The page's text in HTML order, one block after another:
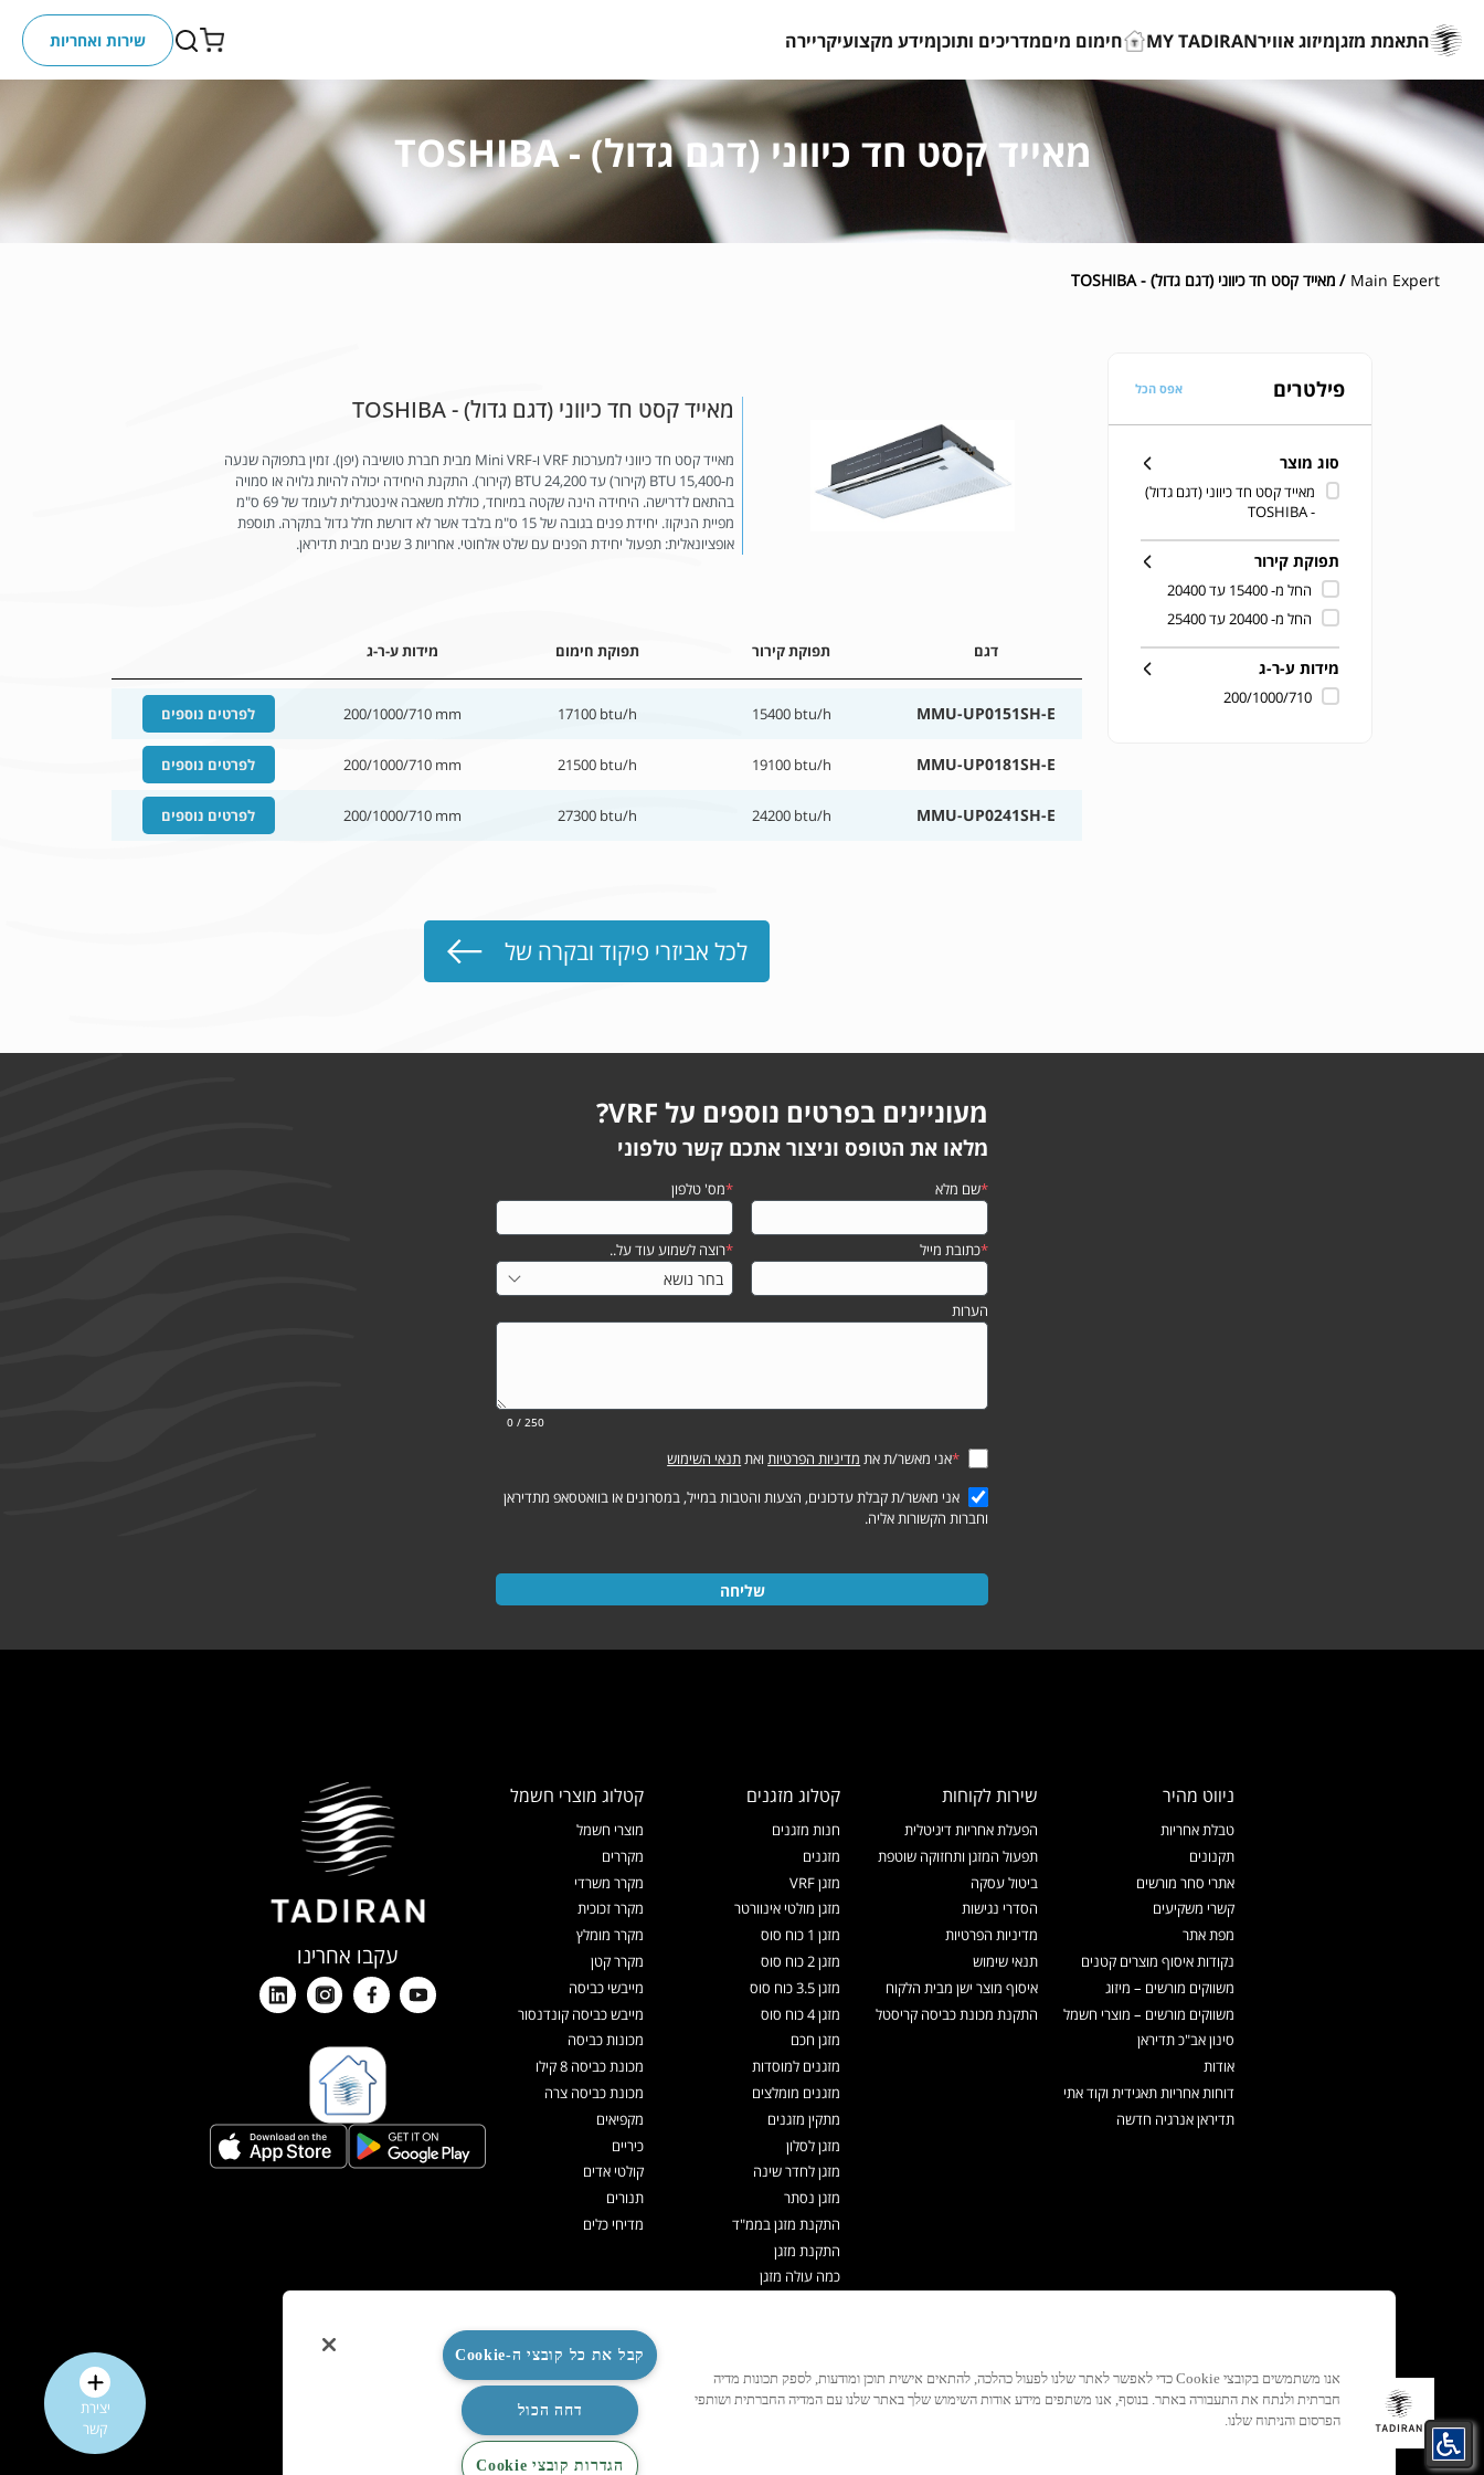
התאמת מזגןמיזוג אווירMY TADIRAN חימום מיםמדריכים ותוכןמידע מקצועיקריירה שירות ואחריות
מאייד קסט חד כיווני (דגם גדול) - TOSHIBA
Main Expert / מאייד קסט חד כיווני (דגם גדול) - TOSHIBA
פילטרים אפס הכל
סוג מוצר
מאייד קסט חד כיווני (דגם גדול)
- TOSHIBA
תפוקת קירור
החל מ- 15400 עד 20400
החל מ- 20400 עד 25400
מידות ע-ר-ג
200/1000/710
מאייד קסט חד כיווני (דגם גדול) - TOSHIBA
מאייד קסט חד כיווני למערכות VRF ו-Mini VRF מבית חברת טושיבה (יפן). זמין בתפוקה שנעה
מ-15,400 BTU (קירור) עד 24,200 BTU (קירור). התקנת היחידה יכולה להיות גלויה או סמויה
בהתאם לדרישה. היחידה הינה שקטה במיוחד, כוללת משאבה אינטגרלית לעומד של 69 ס"מ
מפיית הניקוז. יחידת פנים בגובה של 15 ס"מ בלבד אשר לא דורשת חלל גדול בתקרה. תוספת
אופציונאלית: תפעול יחידת הפנים עם שלט אלחוטי. אחריות 3 שנים מבית תדיראן.
דגם תפוקת קירור תפוקת חימום מידות ע-ר-ג
MMU-UP0151SH-E
15400 btu/h
17100 btu/h
200/1000/710 mm לפרטים נוספים
MMU-UP0181SH-E
19100 btu/h
21500 btu/h
200/1000/710 mm לפרטים נוספים
MMU-UP0241SH-E
24200 btu/h
27300 btu/h
200/1000/710 mm לפרטים נוספים
לכל אביזרי פיקוד ובקרה של
מעוניינים בפרטים נוספים על VRF?
מלאו את הטופס וניצור אתכם קשר טלפוני
*שם מלא *מס' טלפון
*כתובת מייל *רוצה לשמוע עוד על..
הערות
0 / 250
*אני מאשר/ת את מדיניות הפרטיות ואתתנאי השימוש
אני מאשר/ת קבלת עדכונים, הצעות והטבות במייל, במסרונים או בוואטסאפ מתדיראן
וחברות הקשורות אליה.
שליחה
ניווט מהיר
טבלת אחריות
תקנונים
אתרי סחר מורשים
קשרי משקיעים
מפת אתר
נקודות איסוף מוצרים קטנים
משווקים מורשים – מיזוג
משווקים מורשים – מוצרי חשמל
סינון אב"כ תדיראן
אודות
דוחות אחריות תאגידית וקוד אתי
תדיראן אנרגיה חדשה
שירות לקוחות
הפעלת אחריות דיגיטלית
תפעול המזגן ותחזוקה שוטפת
ביטול עסקה
הסדרי נגישות
מדיניות הפרטיות
תנאי שימוש
איסוף מוצר ישן מבית הלקוח
התקנת מכונת כביסה קריסטל
קטלוג מזגנים
חנות מזגנים
מזגנים
מזגן VRF
מזגן מולטי אינוורטר
מזגן 1 כוח סוס
מזגן 2 כוח סוס
מזגן 3.5 כוח סוס
מזגן 4 כוח סוס
מזגן חכם
מזגנים למוסדות
מזגנים מומלצים
מתקין מזגנים
מזגן לסלון
מזגן לחדר שינה
מזגן נסתר
התקנת מזגן בממ"ד
התקנת מזגן
כמה עולה מזגן
מערכות VRF
TOSHIBA VRF
קטלוג מוצרי חשמל
מוצרי חשמל
מקררים
מקרר משרדי
מקרר זכוכית
מקרר מומלץ
מקרר קטן
מייבשי כביסה
מייבש כביסה קונדנסור
מכונות כביסה
מכונת כביסה 8 קילו
מכונת כביסה צרה
מקפיאים
כיריים
קולטי אדים
תנורים
מדיחי כלים
עקבו אחרינו
יצירת
קשר
אנו משתמשים בקובצי Cookie כדי לאפשר לאתר שלנו לפעול כהלכה, להתאים אישית תוכן ומודעות, לספק תכונות מדיה
חברתית ולנתח את התעבורה באתר. בנוסף, אנו משתפים מידע אודות השימוש שלך באתר שלנו עם המדיה החברתית ושותפי
הפרסום והניתוח שלנו.
קבל את כל קובצי ה-Cookie
דחה הכול
הגדרות קובצי Cookie